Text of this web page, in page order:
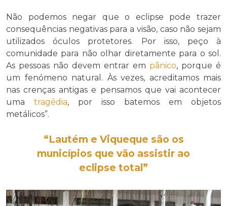
Não podemos negar que o eclipse pode trazer
consequências negativas para a visão, caso não sejam
utilizados óculos protetores. Por isso, peço à
comunidade para não olhar diretamente para o sol.
As pessoas não devem entrar em pânico, porque é
um fenómeno natural. Às vezes, acreditamos mais
nas crenças antigas e pensamos que vai acontecer
uma tragédia, por isso batemos em objetos
metálicos”.
“Lautém e Viqueque são os
municípios que vão assistir ao
eclipse total”